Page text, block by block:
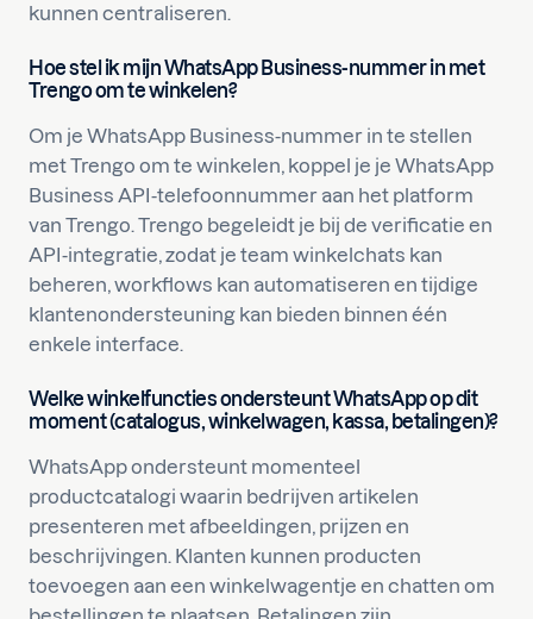
kunnen centraliseren.
Hoe stel ik mijn WhatsApp Business-nummer in met
Trengo om te winkelen?
Om je WhatsApp Business-nummer in te stellen
met Trengo om te winkelen, koppel je je WhatsApp
Business API-telefoonnummer aan het platform
van Trengo. Trengo begeleidt je bij de verificatie en
API-integratie, zodat je team winkelchats kan
beheren, workflows kan automatiseren en tijdige
klantenondersteuning kan bieden binnen één
enkele interface.
Welke winkelfuncties ondersteunt WhatsApp op dit
moment (catalogus, winkelwagen, kassa, betalingen)?
WhatsApp ondersteunt momenteel
productcatalogi waarin bedrijven artikelen
presenteren met afbeeldingen, prijzen en
beschrijvingen. Klanten kunnen producten
toevoegen aan een winkelwagentje en chatten om